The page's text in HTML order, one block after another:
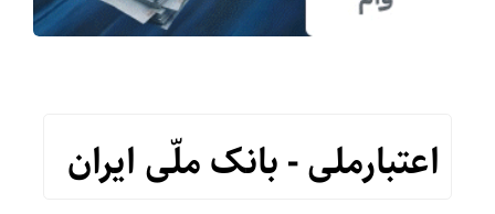
اعتبارملی - بانک ملّی ایران